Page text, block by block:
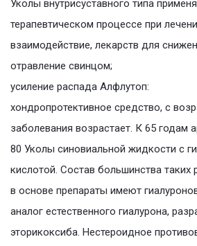
Уколы внутрисуставного типа
терапевтическом процессе при
взаимодействие, лекарств для
отравление свинцом;
усиление распада Алфлутоп:
хондропротективное средство, с
заболевания возрастает. К 65 годам
80 Уколы синовиальной жидкости с
кислотой. Состав большинства таких
в основе препараты имеют
аналог естественного гиалурона,
эторикоксиба. Нестероидное